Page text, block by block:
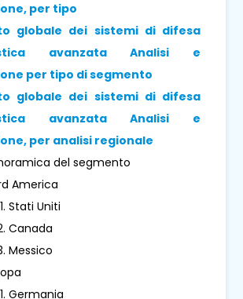
per tipo
globale dei sistemi di difesa
avanzata Analisi e
per tipo di segmento
globale dei sistemi di difesa
avanzata Analisi e
per analisi regionale
del segmento
America
Stati Uniti
Canada
Messico
Germania